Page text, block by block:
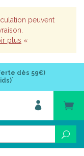
peuvent
plus «
dès 59€)
*